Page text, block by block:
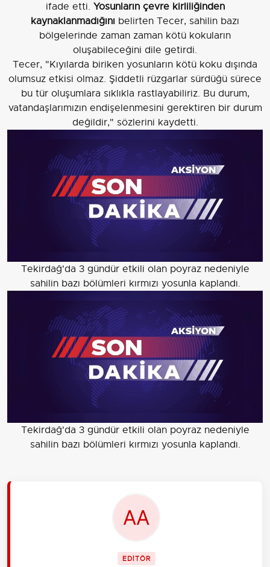
ifade etti. Yosunların çevre kirliliğinden
kaynaklanmadığını belirten Tecer, sahilin bazı
bölgelerinde zaman zaman kötü kokuların
oluşabileceğini dile getirdi.
Tecer, "Kıyılarda biriken yosunların kötü koku dışında
olumsuz etkisi olmaz. Şiddetli rüzgarlar sürdüğü sürece
bu tür oluşumlara sıklıkla rastlayabiliriz. Bu durum,
vatandaşlarımızın endişelenmesini gerektiren bir durum
değildir," sözlerini kaydetti.
Tekirdağ'da 3 gündür etkili olan poyraz nedeniyle
sahilin bazı bölümleri kırmızı yosunla kaplandı.
Tekirdağ'da 3 gündür etkili olan poyraz nedeniyle
sahilin bazı bölümleri kırmızı yosunla kaplandı.
EDİTÖR